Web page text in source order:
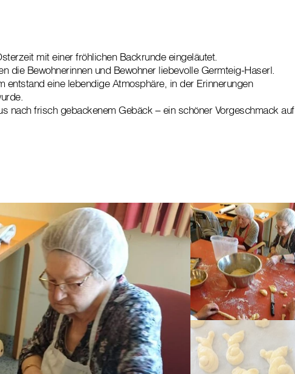
mit einer fröhlichen Backrunde eingeläutet.
die Bewohnerinnen und Bewohner liebevolle Germteig-Haserl.
entstand eine lebendige Atmosphäre, in der Erinnerungen
nach frisch gebackenem Gebäck – ein schöner Vorgeschmack auf